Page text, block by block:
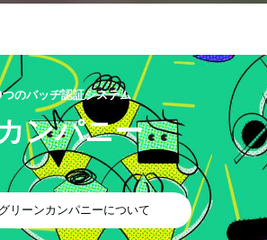
のバッヂ認証システム
ンパニー
グリーンカンパニーについて